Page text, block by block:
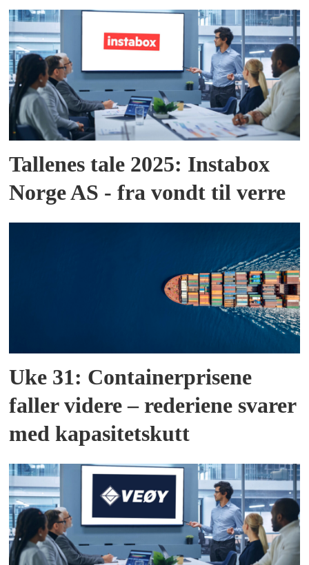
Tallenes tale 2025: Instabox
Norge AS - fra vondt til verre
Uke 31: Containerprisene
faller videre – rederiene svarer
med kapasitetskutt